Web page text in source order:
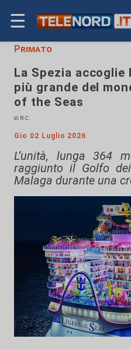
☰
Primato
La Spezia
più grande del
of the Seas
di R.C.
Gio 02 Luglio 2026
L’unità, lunga 364
raggiunto il Golfo
Malaga durante una